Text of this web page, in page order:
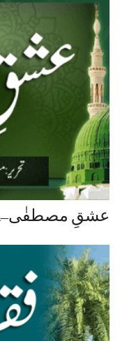
عشقِ مصطفٰی–Ishq-e-Mustafa